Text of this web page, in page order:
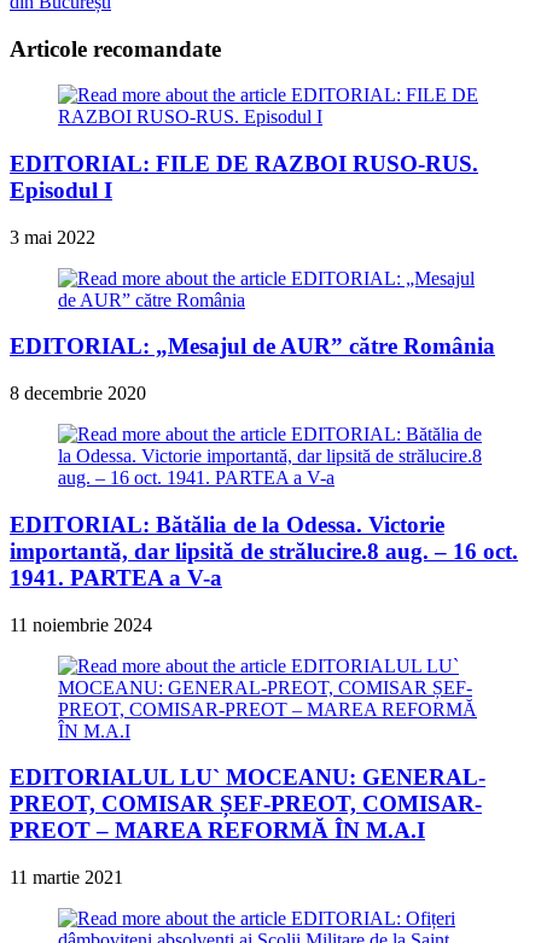
Articole recomandate
EDITORIAL: FILE DE RAZBOI RUSO-RUS.
Episodul I
3 mai 2022
EDITORIAL: „Mesajul de AUR” către România
8 decembrie 2020
EDITORIAL: Bătălia de la Odessa. Victorie
importantă, dar lipsită de strălucire.8 aug. – 16 oct.
1941. PARTEA a V-a
11 noiembrie 2024
EDITORIALUL LU` MOCEANU: GENERAL-
PREOT, COMISAR ȘEF-PREOT, COMISAR-
PREOT – MAREA REFORMĂ ÎN M.A.I
11 martie 2021